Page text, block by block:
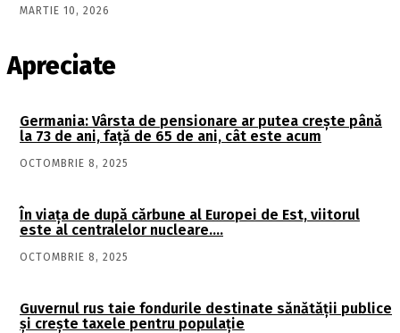
MARTIE 10, 2026
Apreciate
Germania: Vârsta de pensionare ar putea crește până
la 73 de ani, față de 65 de ani, cât este acum
OCTOMBRIE 8, 2025
În viaţa de după cărbune al Europei de Est, viitorul
este al centralelor nucleare….
OCTOMBRIE 8, 2025
Guvernul rus taie fondurile destinate sănătății publice
și crește taxele pentru populație